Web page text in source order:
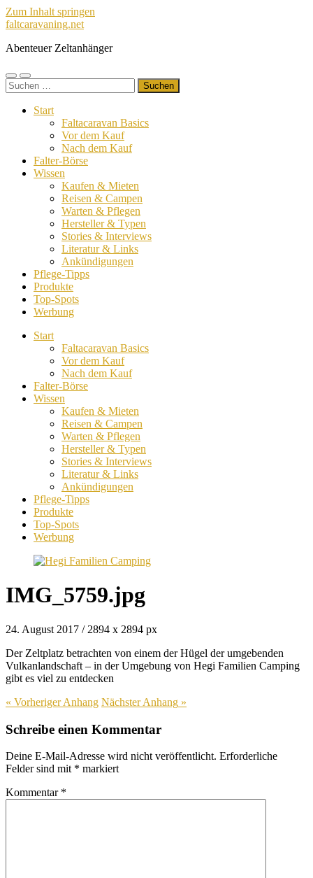
Zum Inhalt springen
faltcaravaning.net
Abenteuer Zeltanhänger
Mobile-
Menü
Suchfeld
ein-/ausblenden
Suchen
nach:
Start
Faltacaravan Basics
Vor dem Kauf
Nach dem Kauf
Falter-Börse
Wissen
Kaufen & Mieten
Reisen & Campen
Warten & Pflegen
Hersteller & Typen
Stories & Interviews
Literatur & Links
Ankündigungen
Pflege-Tipps
Produkte
Top-Spots
Werbung
Start
Faltacaravan Basics
Vor dem Kauf
Nach dem Kauf
Falter-Börse
Wissen
Kaufen & Mieten
Reisen & Campen
Warten & Pflegen
Hersteller & Typen
Stories & Interviews
Literatur & Links
Ankündigungen
Pflege-Tipps
Produkte
Top-Spots
Werbung
IMG_5759.jpg
24. August 2017 / 2894 x 2894 px
Der Zeltplatz betrachten von einem der Hügel der umgebenden
Vulkanlandschaft – in der Umgebung von Hegi Familien Camping
gibt es viel zu entdecken
« VorherigerAnhang NächsterAnhang »
Schreibe einen Kommentar
Deine E-Mail-Adresse wird nicht veröffentlicht. Erforderliche
Felder sind mit * markiert
Kommentar *